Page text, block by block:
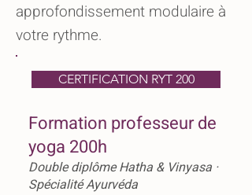
approfondissement modulaire à
votre rythme.
CERTIFICATION RYT 200
Formation professeur de
yoga 200h
Double diplôme Hatha & Vinyasa ·
Spécialité Ayurvéda